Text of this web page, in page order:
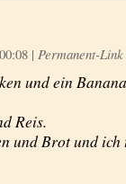
| Permanent-Link
und ein
Reis.
und Brot und